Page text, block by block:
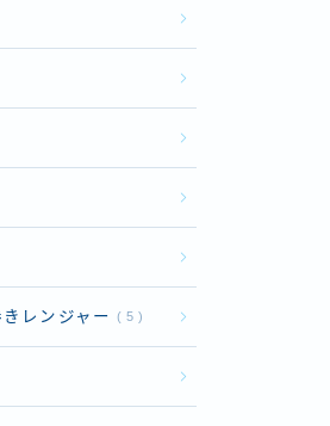
きレンジャー 5